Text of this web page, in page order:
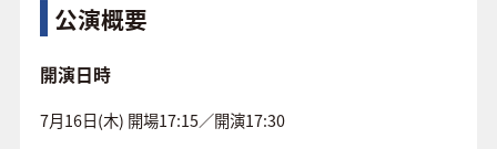
公演概要
開演日時
7月16日(木) 開場17:15／開演17:30